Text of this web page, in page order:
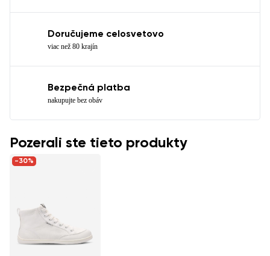
Doručujeme celosvetovo
viac než 80 krajín
Bezpečná platba
nakupujte bez obáv
Pozerali ste tieto produkty
-30%